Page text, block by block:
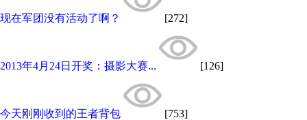
现在军团没有活动了啊？ [272]
2013年4月24日开奖：摄影大赛... [126]
今天刚刚收到的王者背包 [753]